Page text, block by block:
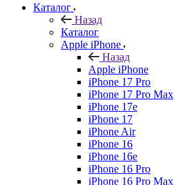
Каталог
Назад
Каталог
Apple iPhone
Назад
Apple iPhone
iPhone 17 Pro
iPhone 17 Pro Max
iPhone 17e
iPhone 17
iPhone Air
iPhone 16
iPhone 16e
iPhone 16 Pro
iPhone 16 Pro Max